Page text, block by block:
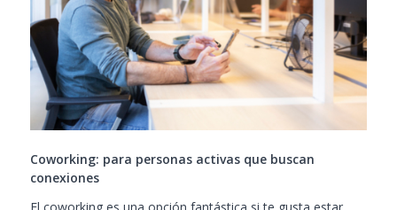
Coworking: para personas activas que buscan
conexiones